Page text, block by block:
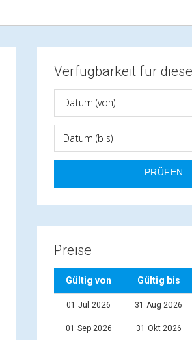
Verfügbarkeit für
Preise
Gültig von Gültig bis
01 Jul 2026 31 Aug 2026
01 Sep 2026 31 Okt 2026